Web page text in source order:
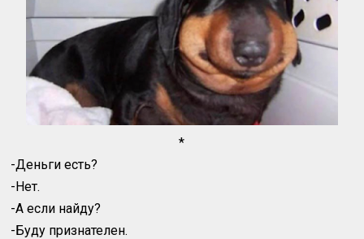
*
-Деньги есть?
-Нет.
-А если найду?
-Буду признателен.